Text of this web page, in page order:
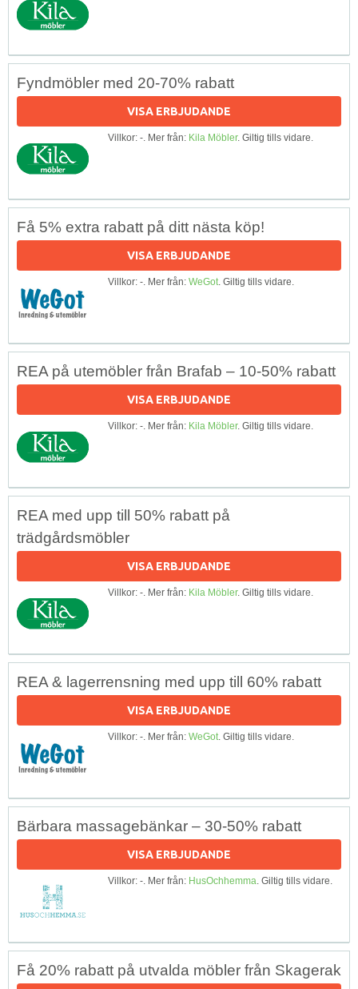
Fyndmöbler med 20-70% rabatt
VISA ERBJUDANDE
Villkor: -. Mer från: Kila Möbler. Giltig tills vidare.
Få 5% extra rabatt på ditt nästa köp!
VISA ERBJUDANDE
Villkor: -. Mer från: WeGot. Giltig tills vidare.
REA på utemöbler från Brafab – 10-50% rabatt
VISA ERBJUDANDE
Villkor: -. Mer från: Kila Möbler. Giltig tills vidare.
REA med upp till 50% rabatt på
trädgårdsmöbler
VISA ERBJUDANDE
Villkor: -. Mer från: Kila Möbler. Giltig tills vidare.
REA & lagerrensning med upp till 60% rabatt
VISA ERBJUDANDE
Villkor: -. Mer från: WeGot. Giltig tills vidare.
Bärbara massagebänkar – 30-50% rabatt
VISA ERBJUDANDE
Villkor: -. Mer från: HusOchhemma. Giltig tills vidare.
Få 20% rabatt på utvalda möbler från Skagerak